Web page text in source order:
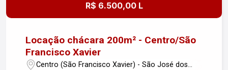
R$ 6.500,00 L
Locação chácara 200m² - Centro/São
Francisco Xavier
Centro (São Francisco Xavier) - São José dos